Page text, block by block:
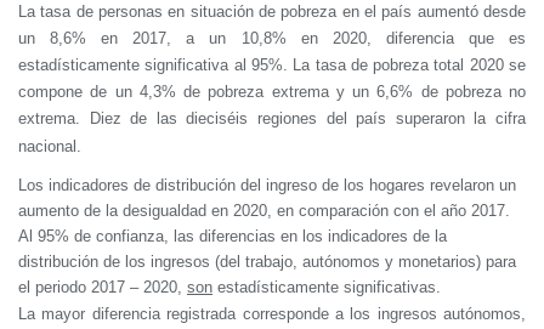
La tasa de personas en situación de pobreza en el país aumentó desde
un 8,6% en 2017, a un 10,8% en 2020, diferencia que es
estadísticamente significativa al 95%. La tasa de pobreza total 2020 se
compone de un 4,3% de pobreza extrema y un 6,6% de pobreza no
extrema. Diez de las dieciséis regiones del país superaron la cifra
nacional.
Los indicadores de distribución del ingreso de los hogares revelaron un
aumento de la desigualdad en 2020, en comparación con el año 2017.
Al 95% de confianza, las diferencias en los indicadores de la
distribución de los ingresos (del trabajo, autónomos y monetarios) para
el periodo 2017 – 2020, son estadísticamente significativas.
La mayor diferencia registrada corresponde a los ingresos autónomos,